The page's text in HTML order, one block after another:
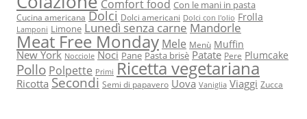
Comfort food Con le mani in pasta
Cucina americana Dolci Dolci americani Dolci con l'olio Frolla
Lamponi Limone Lunedì senza carne Mandorle
Meat Free Monday Mele Menù Muffin
New York Nocciole Noci Pane Pasta brisè Patate Pere Plumcake
Pollo Polpette Primi Ricetta vegetariana
Ricotta Secondi Semi di papavero Uova Vaniglia Viaggi Zucca